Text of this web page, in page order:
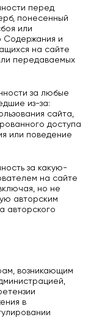
перед
понесенный
или
Содержания и
на сайте
передаваемых
за любые
из-за:
сайта,
доступа
или поведение
за какую-
на сайте
но не
авторским
авторского
возникающим
в